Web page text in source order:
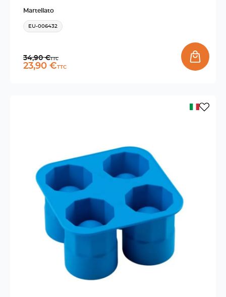
Martellato
EU-006432
Prix normal
34,90 €TTC
Prix promo
23,90 €TTC